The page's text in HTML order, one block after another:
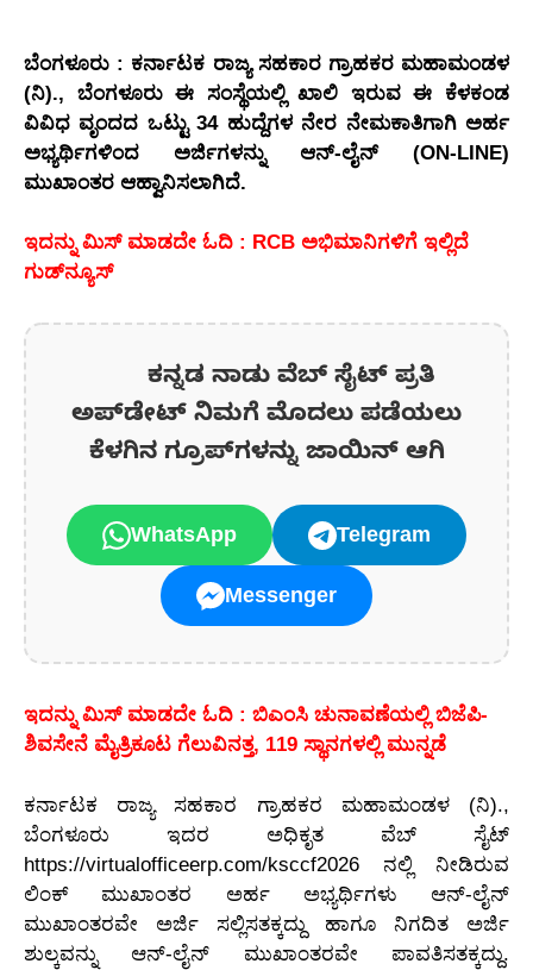
ಬೆಂಗಳೂರು : ಕರ್ನಾಟಕ ರಾಜ್ಯ ಸಹಕಾರ ಗ್ರಾಹಕರ ಮಹಾಮಂಡಳ
(ನಿ)., ಬೆಂಗಳೂರು ಈ ಸಂಸ್ಥೆಯಲ್ಲಿ ಖಾಲಿ ಇರುವ ಈ ಕೆಳಕಂಡ
ವಿವಿಧ ವೃಂದದ ಒಟ್ಟು 34 ಹುದ್ದೆಗಳ ನೇರ ನೇಮಕಾತಿಗಾಗಿ ಅರ್ಹ
ಅಭ್ಯರ್ಥಿಗಳಿಂದ ಅರ್ಜಿಗಳನ್ನು ಆನ್‌-ಲೈನ್‌ (ON-LINE)
ಮುಖಾಂತರ ಆಹ್ವಾನಿಸಲಾಗಿದೆ.
ಇದನ್ನು ಮಿಸ್ ಮಾಡದೇ ಓದಿ : RCB ಅಭಿಮಾನಿಗಳಿಗೆ ಇಲ್ಲಿದೆ
ಗುಡ್‌ನ್ಯೂಸ್‌
ಕನ್ನಡ ನಾಡು ವೆಬ್ ಸೈಟ್ ಪ್ರತಿ
ಅಪ್‌ಡೇಟ್‌ ನಿಮಗೆ ಮೊದಲು ಪಡೆಯಲು
ಕೆಳಗಿನ ಗ್ರೂಪ್‌ಗಳನ್ನು ಜಾಯಿನ್ ಆಗಿ
WhatsApp Telegram
Messenger
ಇದನ್ನು ಮಿಸ್ ಮಾಡದೇ ಓದಿ : ಬಿಎಂಸಿ ಚುನಾವಣೆಯಲ್ಲಿ ಬಿಜೆಪಿ-
ಶಿವಸೇನೆ ಮೈತ್ರಿಕೂಟ ಗೆಲುವಿನತ್ತ, 119 ಸ್ಥಾನಗಳಲ್ಲಿ ಮುನ್ನಡೆ
ಕರ್ನಾಟಕ ರಾಜ್ಯ ಸಹಕಾರ ಗ್ರಾಹಕರ ಮಹಾಮಂಡಳ (ನಿ).,
ಬೆಂಗಳೂರು ಇದರ ಅಧಿಕೃತ ವೆಬ್ ಸೈಟ್
https://virtualofficeerp.com/ksccf2026 ನಲ್ಲಿ ನೀಡಿರುವ
ಲಿಂಕ್ ಮುಖಾಂತರ ಅರ್ಹ ಅಭ್ಯರ್ಥಿಗಳು ಆನ್-ಲೈನ್
ಮುಖಾಂತರವೇ ಅರ್ಜಿ ಸಲ್ಲಿಸತಕ್ಕದ್ದು ಹಾಗೂ ನಿಗದಿತ ಅರ್ಜಿ
ಶುಲ್ಕವನ್ನು ಆನ್-ಲೈನ್ ಮುಖಾಂತರವೇ ಪಾವತಿಸತಕ್ಕದ್ದು.